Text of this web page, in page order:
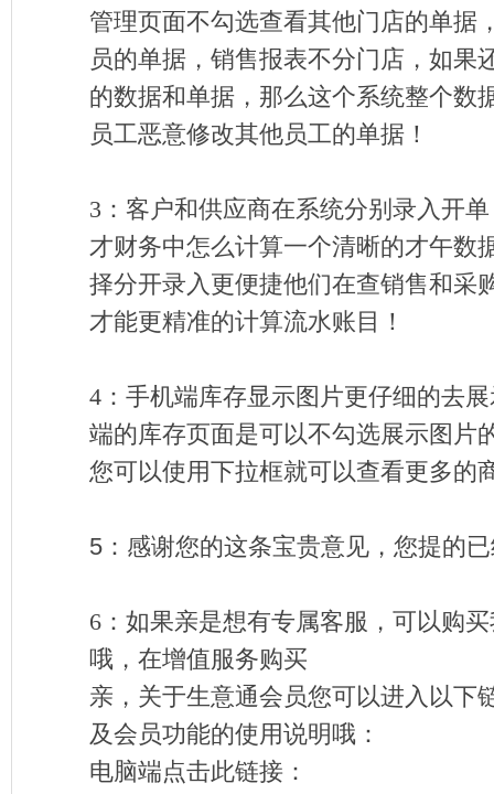
管理页面不勾选查看其他门店的单据
员的单据，销售报表不分门店，如果
的数据和单据，那么这个系统整个数
员工恶意修改其他员工的单据！
3： 客户和供应商在系统分别录入开
才财务中怎么计算一个清晰的才午数
择分开录入更便捷他们在查销售和采
才能更精准的计算流水账目！
4： 手机端库存显示图片更仔细的去
端的库存页面是可以不勾选展示图片
您可以使用下拉框就可以查看更多的
5： 感谢您的这条宝贵意见，您提的
6：如果亲是想有专属客服，可以购
哦，在增值服务购买
亲，关于生意通会员您可以进入以下
及会员功能的使用说明哦：
电脑端点击此链接：